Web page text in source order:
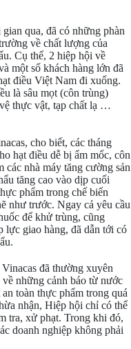
qua, đã có những phàn
về chất lượng của
Cụ thể, 2 hiệp hội về
một số khách hàng lớn đã
điều Việt Nam đi xuống.
là sâu mọt (côn trùng)
thực vật, tạp chất lạ …
cho biết, các tháng
hạt điều dễ bị ẩm mốc, côn
nhà máy tăng cường sản
tăng cao vào dịp cuối
phẩm trong chế biến
như trước. Ngay cả yêu cầu
để khử trùng, cũng
lực giao hàng, đã dẫn tới có
đã thường xuyên
những cảnh báo từ nước
toàn thực phẩm trong quá
nhận, Hiệp hội chỉ có thể
tra, xử phạt. Trong khi đó,
doanh nghiệp không phải